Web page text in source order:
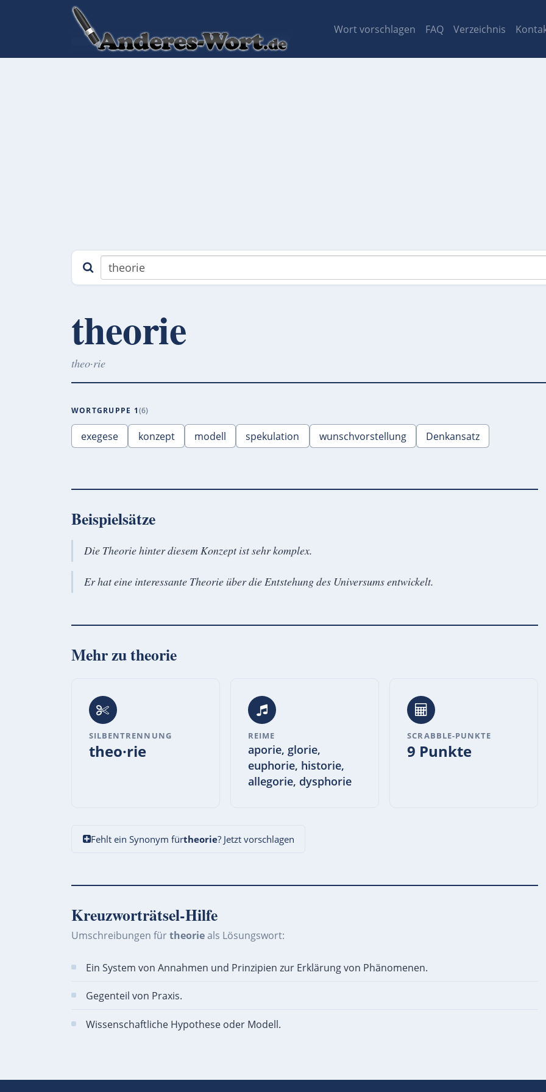
Wort vorschlagen FAQ Verzeichnis
theorie
theo·rie
WORTGRUPPE 1 6
exegese konzept modell spekulation wunschvorstellung Denkansatz
Beispielsätze
Die Theorie hinter diesem Konzept ist sehr komplex.
Er hat eine interessante Theorie über die Entstehung des Universums entwickelt.
Mehr zutheorie
SILBENTRENNUNG
theo·rie
REIME
aporie, glorie,
euphorie, historie,
allegorie, dysphorie
SCRABBLE-PUNKTE
9 Punkte
Fehlt ein Synonym fürtheorie? Jetzt vorschlagen
Kreuzworträtsel-Hilfe
Umschreibungen fürtheorieals Lösungswort:
Ein System von Annahmen und Prinzipien zur Erklärung von Phänomenen.
Gegenteil von Praxis.
Wissenschaftliche Hypothese oder Modell.